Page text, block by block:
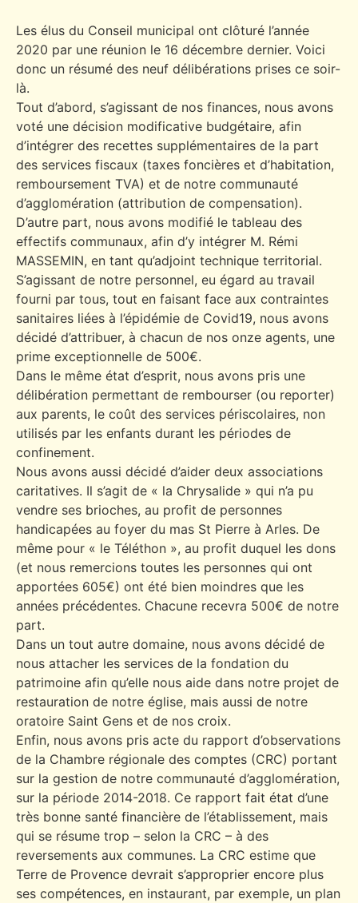
Les élus du Conseil municipal ont clôturé l’année
2020 par une réunion le 16 décembre dernier. Voici
donc un résumé des neuf délibérations prises ce soir-
là.
Tout d’abord, s’agissant de nos finances, nous avons
voté une décision modificative budgétaire, afin
d’intégrer des recettes supplémentaires de la part
des services fiscaux (taxes foncières et d’habitation,
remboursement TVA) et de notre communauté
d’agglomération (attribution de compensation).
D’autre part, nous avons modifié le tableau des
effectifs communaux, afin d’y intégrer M. Rémi
MASSEMIN, en tant qu’adjoint technique territorial.
S’agissant de notre personnel, eu égard au travail
fourni par tous, tout en faisant face aux contraintes
sanitaires liées à l’épidémie de Covid19, nous avons
décidé d’attribuer, à chacun de nos onze agents, une
prime exceptionnelle de 500€.
Dans le même état d’esprit, nous avons pris une
délibération permettant de rembourser (ou reporter)
aux parents, le coût des services périscolaires, non
utilisés par les enfants durant les périodes de
confinement.
Nous avons aussi décidé d’aider deux associations
caritatives. Il s’agit de « la Chrysalide » qui n’a pu
vendre ses brioches, au profit de personnes
handicapées au foyer du mas St Pierre à Arles. De
même pour « le Téléthon », au profit duquel les dons
(et nous remercions toutes les personnes qui ont
apportées 605€) ont été bien moindres que les
années précédentes. Chacune recevra 500€ de notre
part.
Dans un tout autre domaine, nous avons décidé de
nous attacher les services de la fondation du
patrimoine afin qu’elle nous aide dans notre projet de
restauration de notre église, mais aussi de notre
oratoire Saint Gens et de nos croix.
Enfin, nous avons pris acte du rapport d’observations
de la Chambre régionale des comptes (CRC) portant
sur la gestion de notre communauté d’agglomération,
sur la période 2014-2018. Ce rapport fait état d’une
très bonne santé financière de l’établissement, mais
qui se résume trop – selon la CRC – à des
reversements aux communes. La CRC estime que
Terre de Provence devrait s’approprier encore plus
ses compétences, en instaurant, par exemple, un plan